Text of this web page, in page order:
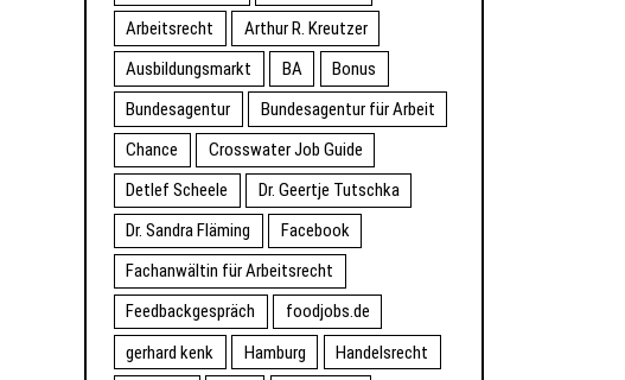
Arbeitsrecht
Arthur R. Kreutzer
Ausbildungsmarkt
BA
Bonus
Bundesagentur
Bundesagentur für Arbeit
Chance
Crosswater Job Guide
Detlef Scheele
Dr. Geertje Tutschka
Dr. Sandra Fläming
Facebook
Fachanwältin für Arbeitsrecht
Feedbackgespräch
foodjobs.de
gerhard kenk
Hamburg
Handelsrecht